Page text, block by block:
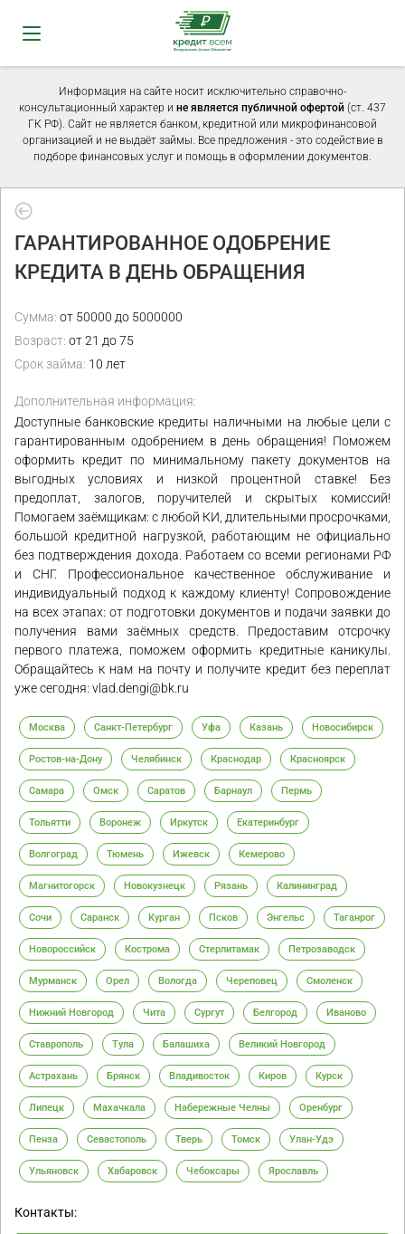
Информация на сайте носит исключительно справочно-
консультационный характер и не является публичной офертой (ст. 437
ГК РФ). Сайт не является банком, кредитной или микрофинансовой
организацией и не выдаёт займы. Все предложения - это содействие в
подборе финансовых услуг и помощь в оформлении документов.
ГАРАНТИРОВАННОЕ ОДОБРЕНИЕ
КРЕДИТА В ДЕНЬ ОБРАЩЕНИЯ
Сумма: от 50000 до 5000000
Возраст: от 21 до 75
Срок займа: 10 лет
Дополнительная информация:
Доступные банковские кредиты наличными на любые цели с
гарантированным одобрением в день обращения! Поможем
оформить кредит по минимальному пакету документов на
выгодных условиях и низкой процентной ставке! Без
предоплат, залогов, поручителей и скрытых комиссий!
Помогаем заёмщикам: с любой КИ, длительными просрочками,
большой кредитной нагрузкой, работающим не официально
без подтверждения дохода. Работаем со всеми регионами РФ
и СНГ. Профессиональное качественное обслуживание и
индивидуальный подход к каждому клиенту! Сопровождение
на всех этапах: от подготовки документов и подачи заявки до
получения вами заёмных средств. Предоставим отсрочку
первого платежа, поможем оформить кредитные каникулы.
Обращайтесь к нам на почту и получите кредит без переплат
уже сегодня: vlad.dengi@bk.ru
Москва Санкт-Петербург Уфа Казань Новосибирск
Ростов-на-Дону Челябинск Краснодар Красноярск
Самара Омск Саратов Барнаул Пермь
Тольятти Воронеж Иркутск Екатеринбург
Волгоград Тюмень Ижевск Кемерово
Магнитогорск Новокузнецк Рязань Калининград
Сочи Саранск Курган Псков Энгельс Таганрог
Новороссийск Кострома Стерлитамак Петрозаводск
Мурманск Орел Вологда Череповец Смоленск
Нижний Новгород Чита Сургут Белгород Иваново
Ставрополь Тула Балашиха Великий Новгород
Астрахань Брянск Владивосток Киров Курск
Липецк Махачкала Набережные Челны Оренбург
Пенза Севастополь Тверь Томск Улан-Удэ
Ульяновск Хабаровск Чебоксары Ярославль
Контакты: